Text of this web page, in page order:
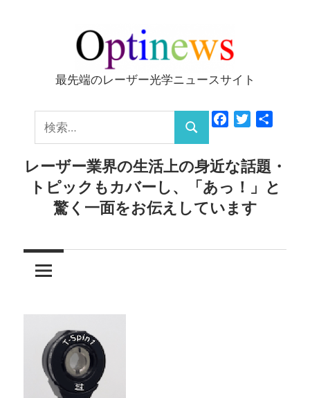
ッ
Optinews
最先端のレーザー光学ニュースサイト
索:
検
索
FacebookTwitter
レーザー業界の生活上の身近な話題・
トピックもカバーし、「あっ！」と
驚く一面をお伝えしています